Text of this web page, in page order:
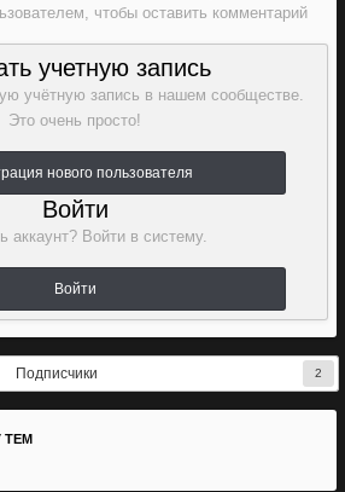
чтобы оставить комментарий
учетную запись
учётную запись в нашем сообществе.
Это очень просто!
нового пользователя
Войти
аккаунт? Войти в систему.
Войти
Подписчики 2
ТЕМ